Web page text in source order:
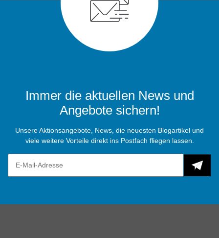
Immer die aktuellen News und
Angebote sichern!
Unsere Aktionsangebote, News, die neuesten Blogartikel und
viele weitere Vorteile direkt ins Postfach fliegen lassen.